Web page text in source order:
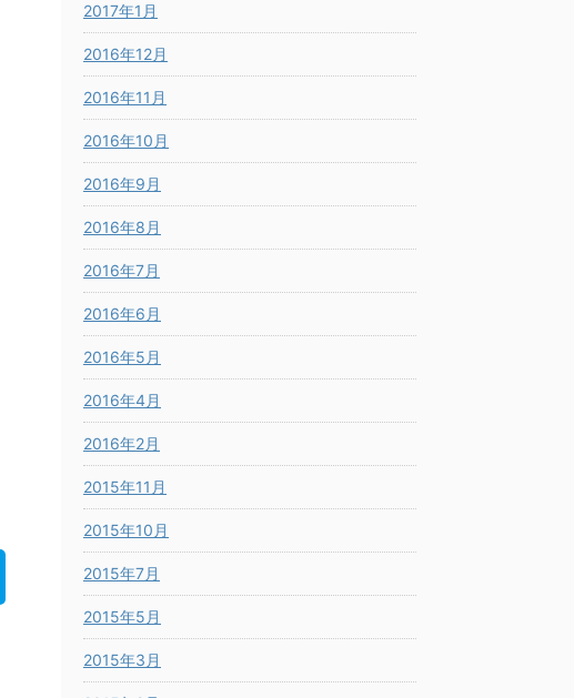
2017年1月
2016年12月
2016年11月
2016年10月
2016年9月
2016年8月
2016年7月
2016年6月
2016年5月
2016年4月
2016年2月
2015年11月
2015年10月
2015年7月
2015年5月
2015年3月